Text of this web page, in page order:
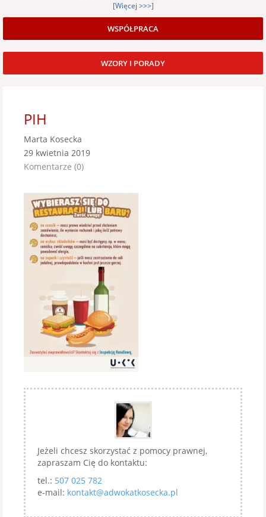
[Więcej >>>]
WSPÓŁPRACA
WZORY I PORADY
PIH
Marta Kosecka
29 kwietnia 2019
Komentarze (0)
Jeżeli chcesz skorzystać z pomocy prawnej,
zapraszam Cię do kontaktu:
tel.: 507 025 782
e-mail: kontakt@adwokatkosecka.pl